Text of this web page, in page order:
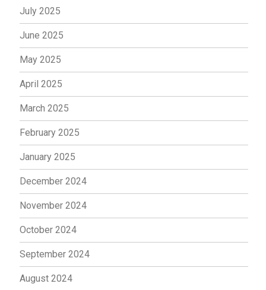
July 2025
June 2025
May 2025
April 2025
March 2025
February 2025
January 2025
December 2024
November 2024
October 2024
September 2024
August 2024